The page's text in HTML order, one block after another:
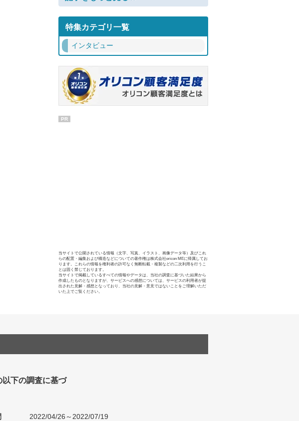
特集カテゴリ一覧
インタビュー
PR
当サイトで公開されている情報（文字、写真、イラスト、画像データ等）及びこれ
らの配置・編集および構造などについての著作権は株式会社oricon MEに帰属してお
ります。これらの情報を権利者の許可なく無断転載・複製などの二次利用を行うこ
とは固く禁じております。
当サイトで掲載しているすべての情報やデータは、当社の調査に基づいた結果から
作成したものとなりますが、サービスへの感想については、サービスの利用者が提
出された見解・感想となっており、当社の見解・意見ではないことをご理解いただ
いた上でご覧ください。
下の調査に基づ
2022/04/26～2022/07/19